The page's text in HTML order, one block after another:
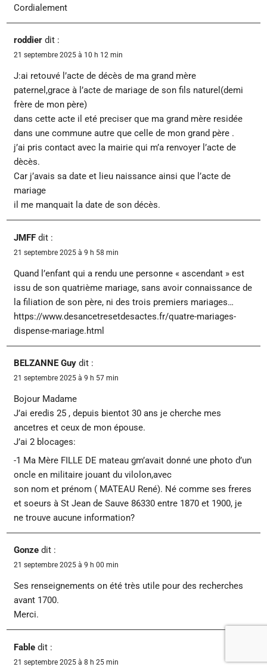
Cordialement
roddier dit :
21 septembre 2025 à 10 h 12 min
J:ai retouvé l’acte de décès de ma grand mère
paternel,grace à l’acte de mariage de son fils naturel(demi
frère de mon père)
dans cette acte il eté preciser que ma grand mère residée
dans une commune autre que celle de mon grand père .
j’ai pris contact avec la mairie qui m’a renvoyer l’acte de
dècès.
Car j’avais sa date et lieu naissance ainsi que l’acte de
mariage
il me manquait la date de son décès.
JMFF dit :
21 septembre 2025 à 9 h 58 min
Quand l’enfant qui a rendu une personne « ascendant » est
issu de son quatrième mariage, sans avoir connaissance de
la filiation de son père, ni des trois premiers mariages…
https://www.desancetresetdesactes.fr/quatre-mariages-
dispense-mariage.html
BELZANNE Guy dit :
21 septembre 2025 à 9 h 57 min
Bojour Madame
J’ai eredis 25 , depuis bientot 30 ans je cherche mes
ancetres et ceux de mon épouse.
J’ai 2 blocages:
-1 Ma Mère FILLE DE mateau gm’avait donné une photo d’un
oncle en militaire jouant du vilolon,avec
son nom et prénom ( MATEAU René). Né comme ses freres
et soeurs à St Jean de Sauve 86330 entre 1870 et 1900, je
ne trouve aucune information?
Gonze dit :
21 septembre 2025 à 9 h 00 min
Ses renseignements on été très utile pour des recherches
avant 1700.
Merci.
Fable dit :
21 septembre 2025 à 8 h 25 min